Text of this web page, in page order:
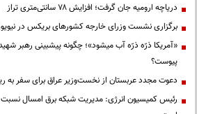
دریاچه ارومیه جان گرفت؛ افزایش ۷۸ سانتی‌متری تراز
برگزاری نشست وزرای خارجه کشورهای بریکس در
«آمریکا ذرّه ذرّه آب میشود»؛ چگونه پیشبینی رهبر
پیوست؟
دعوت مجدد عربستان از نخست‌وزیر عراق برای سفر به
رئیس کمیسیون انرژی: مدیریت شبکه برق امسال